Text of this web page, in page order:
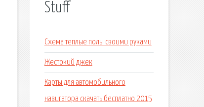
Stuff
Схема теплые полы своими руками
Жестокий джек
Карты для автомобильного
навигатора скачать бесплатно 2015